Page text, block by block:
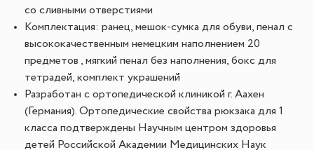
со сливными отверстиями
Комплектация: ранец, мешок-сумка для обуви, пенал с
высококачественным немецким наполнением 20
предметов , мягкий пенал без наполнения, бокс для
тетрадей, комплект украшений
Разработан с ортопедической клиникой г. Аахен
(Германия). Ортопедические свойства рюкзака для 1
класса подтверждены Научным центром здоровья
детей Российской Академии Медицинских Наук